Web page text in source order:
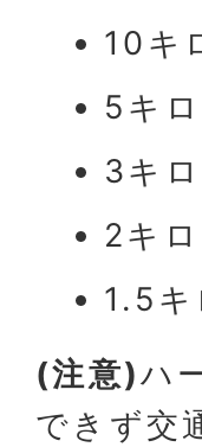
10キ
5キ
3キ
2キ
1.5
(注意)ハ
できず交